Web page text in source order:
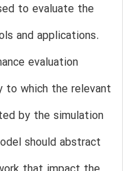
to evaluate the
and applications.
evaluation
to which the relevant
by the simulation
should abstract